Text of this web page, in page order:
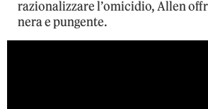
razionalizzare l’omicidio, Allen
nera e pungente.